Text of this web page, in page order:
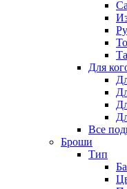
Для
Все
Броши
Тип